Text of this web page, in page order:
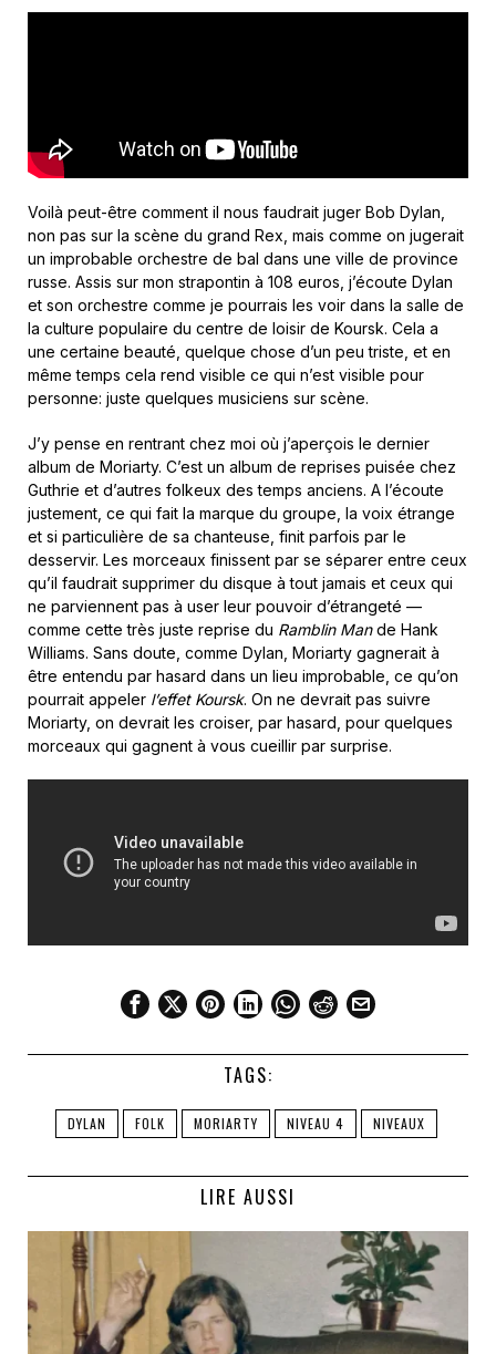
Voilà peut-être comment il nous faudrait juger Bob Dylan,
non pas sur la scène du grand Rex, mais comme on jugerait
un improbable orchestre de bal dans une ville de province
russe. Assis sur mon strapontin à 108 euros, j’écoute Dylan
et son orchestre comme je pourrais les voir dans la salle de
la culture populaire du centre de loisir de Koursk. Cela a
une certaine beauté, quelque chose d’un peu triste, et en
même temps cela rend visible ce qui n’est visible pour
personne: juste quelques musiciens sur scène.
J’y pense en rentrant chez moi où j’aperçois le dernier
album de Moriarty. C’est un album de reprises puisée chez
Guthrie et d’autres folkeux des temps anciens. A l’écoute
justement, ce qui fait la marque du groupe, la voix étrange
et si particulière de sa chanteuse, finit parfois par le
desservir. Les morceaux finissent par se séparer entre ceux
qu’il faudrait supprimer du disque à tout jamais et ceux qui
ne parviennent pas à user leur pouvoir d’étrangeté —
comme cette très juste reprise du Ramblin Mande Hank
Williams. Sans doute, comme Dylan, Moriarty gagnerait à
être entendu par hasard dans un lieu improbable, ce qu’on
pourrait appeler l’effet Koursk. On ne devrait pas suivre
Moriarty, on devrait les croiser, par hasard, pour quelques
morceaux qui gagnent à vous cueillir par surprise.
TAGS:
DYLAN FOLK MORIARTY NIVEAU 4 NIVEAUX
LIRE AUSSI